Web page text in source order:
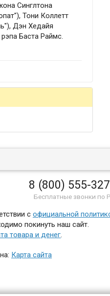
Синглтона
Тони Коллетт
Дэн Хедайя
Баста Раймс.
8 (800) 555-
Бесплатные звонки по
с официальной
покинуть наш сайт.
товара и денег.
Карта сайта